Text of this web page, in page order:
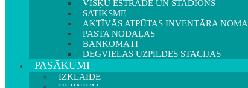
VIŠĶU ESTRĀDE UN STADIONS
SATIKSME
AKTĪVĀS ATPŪTAS INVENTĀRA NOMA
PASTA NODAĻAS
BANKOMĀTI
DEGVIELAS UZPILDES STACIJAS
PASĀKUMI
IZKLAIDE